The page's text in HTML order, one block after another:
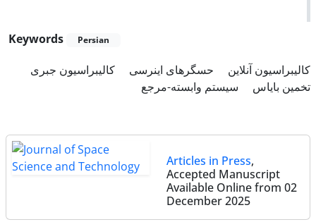
Keywords Persian
کالیبراسیون آنلاین حسگرهای اینرسی
کالیبراسیون جبری
تخمین بایاس
سیستم وابسته-مرجع
Articles in Press,
Accepted Manuscript
Available Online from 02
December 2025